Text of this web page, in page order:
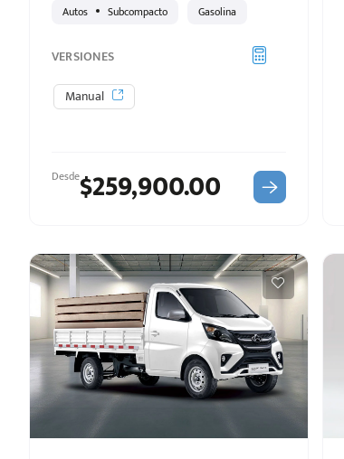
Autos Subcompacto Gasolina
VERSIONES
Manual
$259,900.00
Desde